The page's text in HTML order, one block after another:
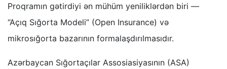
Proqramın gətirdiyi ən mühüm yeniliklərdən biri —
“Açıq Sığorta Modeli” (Open Insurance) və
mikrosığorta bazarının formalaşdırılmasıdır.
Azərbaycan Sığortaçılar Assosiasiyasının (ASA)